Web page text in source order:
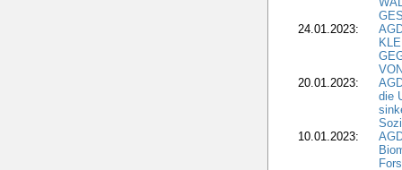
24.01.2023:
20.01.2023:
die
10.01.2023: